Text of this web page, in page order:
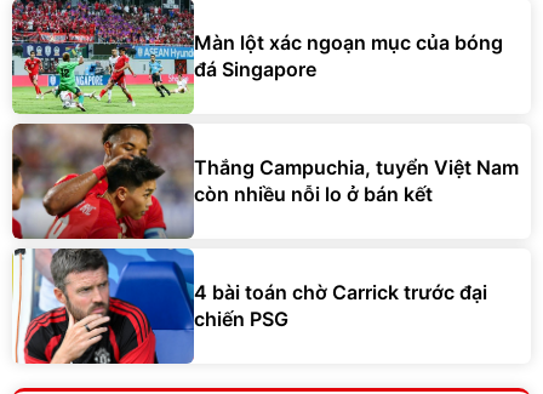
Màn lột xác ngoạn mục của bóng
đá Singapore
Thắng Campuchia, tuyển Việt Nam
còn nhiều nỗi lo ở bán kết
4 bài toán chờ Carrick trước đại
chiến PSG